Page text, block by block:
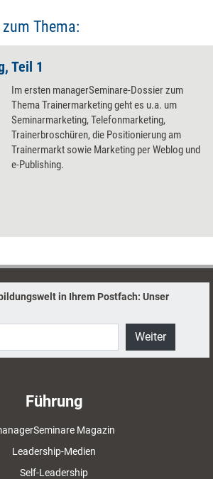
Thema:
Teil 1
Im ersten managerSeminare-Dossier zum
Thema Trainermarketing geht es u.a. um
Seminarmarketing, Telefonmarketing,
Trainerbroschüren, die Positionierung am
Trainermarkt sowie Marketing per Weblog und
e-Publishing.
in Ihrem Postfach: Unser
Weiter
Führung
Magazin
Leadership-Medien
Self-Leadership